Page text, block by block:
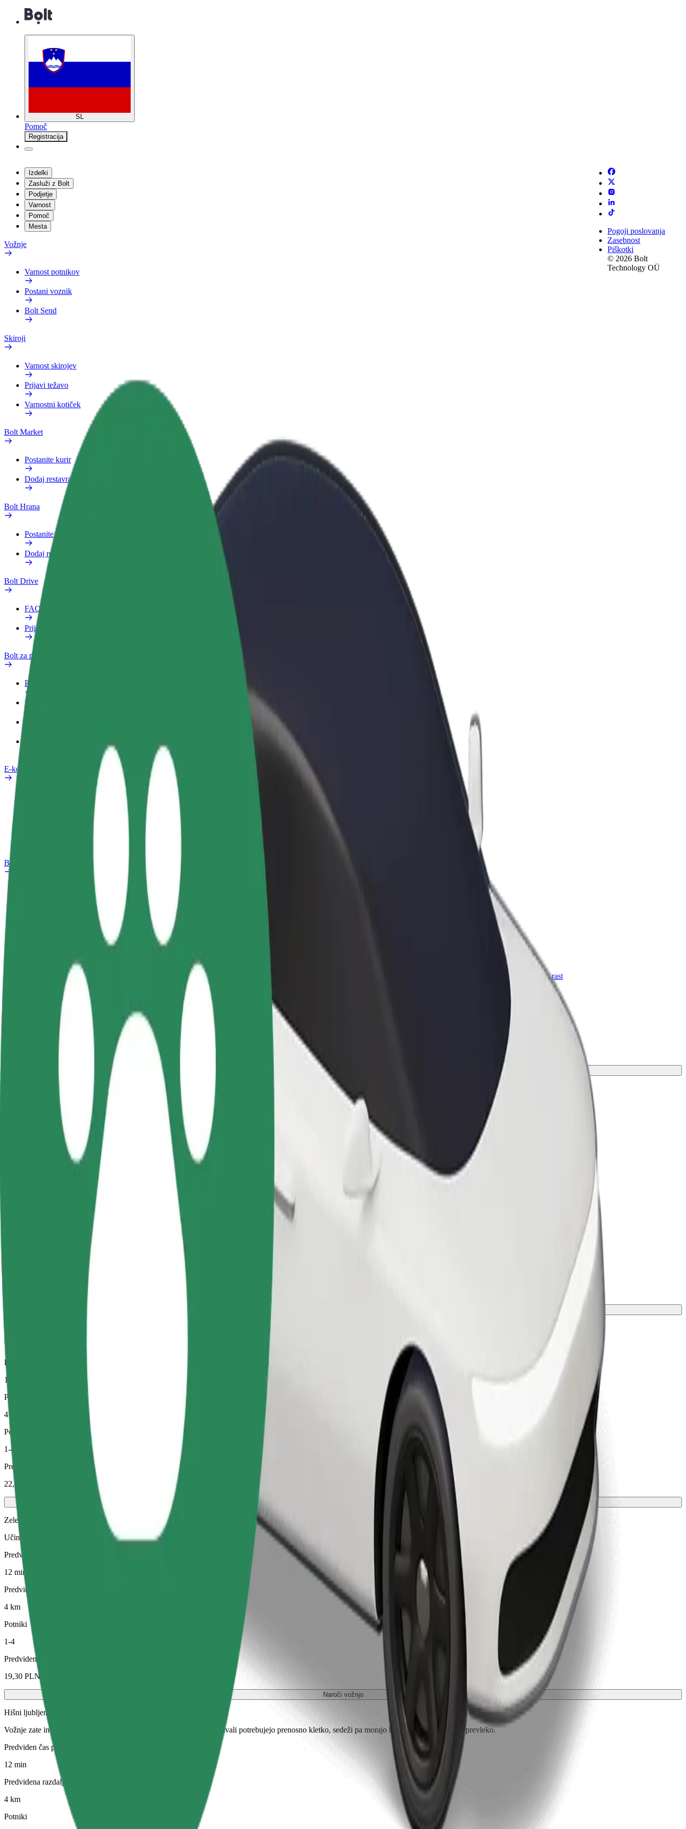
SL
Pomoč
Registracija
Izdelki
Zasluži z Bolt
Podjetje
Varnost
Pomoč
Mesta
Vožnje
Varnost potnikov
Postani voznik
Bolt Send
Skiroji
Varnost skirojev
Prijavi težavo
Varnostni kotiček
Bolt Market
Postanite kurir
Dodaj restavracijo ali trgovino
Bolt Hrana
Postanite kurir
Dodaj restavracijo ali trgovino
Bolt Drive
FAQ
Prijavi vozilo
Bolt za podjetja
Prednosti
Poslovni profil
E-kolesa
Bolt Plus
Postani voznik
Zasluži denar pod svojimi
Dostavljaj hrano in prejmi
Dosezi več strank in zvišaj
Bolt za podjetja
Boltovi izdelki in storitve za rast
tvojega podjetja
Pogoji poslovanja
Zasebnost
Piškotki
© 2026 Bolt
Technology OÜ
Kako priti od Manufaktura Łódź do Łódź Kaliska
Iščete najboljši način, da pridete od Manufaktura Łódź do Łódź Kaliska? Raziščite naše storitve in poiščite popolno za svojo pot.
Prenesi aplikacijo
Manufaktura Łódź
Udobje in praktičnost sta le nekaj klikov stran!
Zanesljive vožnje v vsakdanjih vozilih srednje velikosti.
Večja vozila z več prostora za noge in prtljago
Predviden čas potovanja
12 min
Predvidena razdalja
4 km
Potniki
1-4
Predvidena cena
22,40 PLN
Zelena
Učinkovite vožnje v hibridnih in električnih vozilih
Predviden čas potovanja
12 min
Predvidena razdalja
4 km
Potniki
1-4
Predvidena cena
19,30 PLN
Naroči vožnjo
Hišni ljubljenčki
Vožnje zate in tvojo hišno žival. Psi morajo nositi nagobčnik, male živali potrebujejo prenosno kletko, sedeži pa morajo biti zaščiteni s odejo ali prevleko.
Predviden čas potovanja
12 min
Predvidena razdalja
4 km
Potniki